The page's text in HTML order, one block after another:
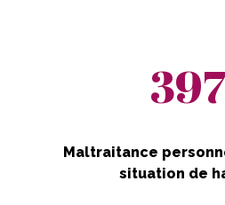
Maltraitance
situation de